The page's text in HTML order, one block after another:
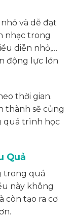
và dễ đạt
nhạc trong
diễn nhỏ,…
động lực lớn
thời gian.
thành sẽ củng
quá trình học
Quả
trong quá
này không
còn tạo ra cơ